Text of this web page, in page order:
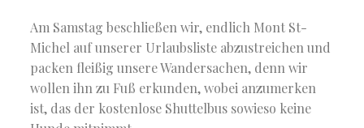
Am Samstag beschließen wir, endlich Mont St-
Michel auf unserer Urlaubsliste abzustreichen und
packen fleißig unsere Wandersachen, denn wir
wollen ihn zu Fuß erkunden, wobei anzumerken
ist, das der kostenlose Shuttelbus sowieso keine